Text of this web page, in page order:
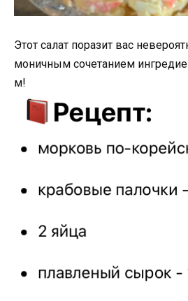
Этот салат поразит вас
моничным сочетанием
м!